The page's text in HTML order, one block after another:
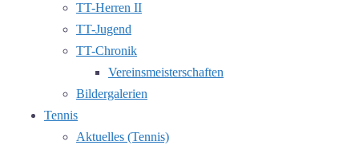
TT-Herren II
TT-Jugend
TT-Chronik
Vereinsmeisterschaften
Bildergalerien
Tennis
Aktuelles (Tennis)